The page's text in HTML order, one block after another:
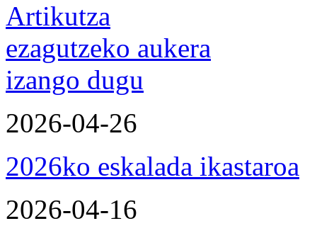
Artikutza
ezagutzeko aukera
izango dugu
2026-04-26
2026ko eskalada ikastaroa
2026-04-16